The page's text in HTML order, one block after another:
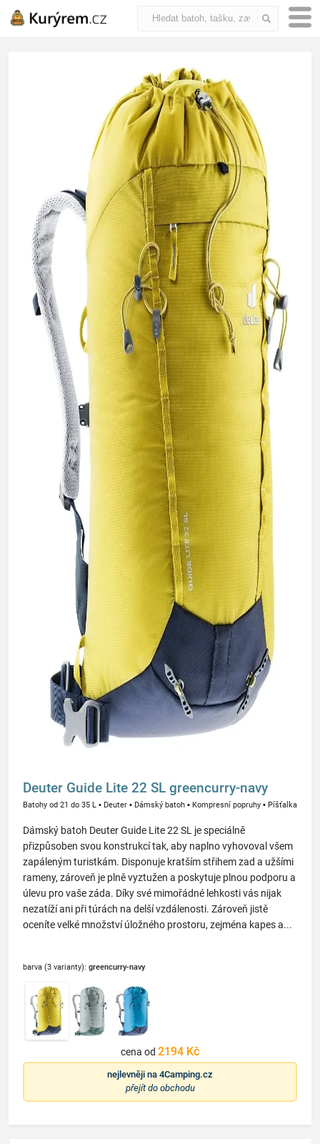
Deuter Guide Lite 22 SL greencurry-navy
Batohy od 21 do 35 L ▪ Deuter ▪ Dámský batoh ▪ Kompresní popruhy ▪ Píšťalka
Dámský batoh Deuter Guide Lite 22 SL je speciálně
přizpůsoben svou konstrukcí tak, aby naplno vyhovoval všem
zapáleným turistkám. Disponuje kratším střihem zad a užšími
rameny, zároveň je plně vyztužen a poskytuje plnou podporu a
úlevu pro vaše záda. Díky své mimořádné lehkosti vás nijak
nezatíží ani při túrách na delší vzdálenosti. Zároveň jistě
oceníte velké množství úložného prostoru, zejména kapes a...
barva (3 varianty): greencurry-navy
cena od 2194 Kč
nejlevněji na 4Camping.cz
přejít do obchodu